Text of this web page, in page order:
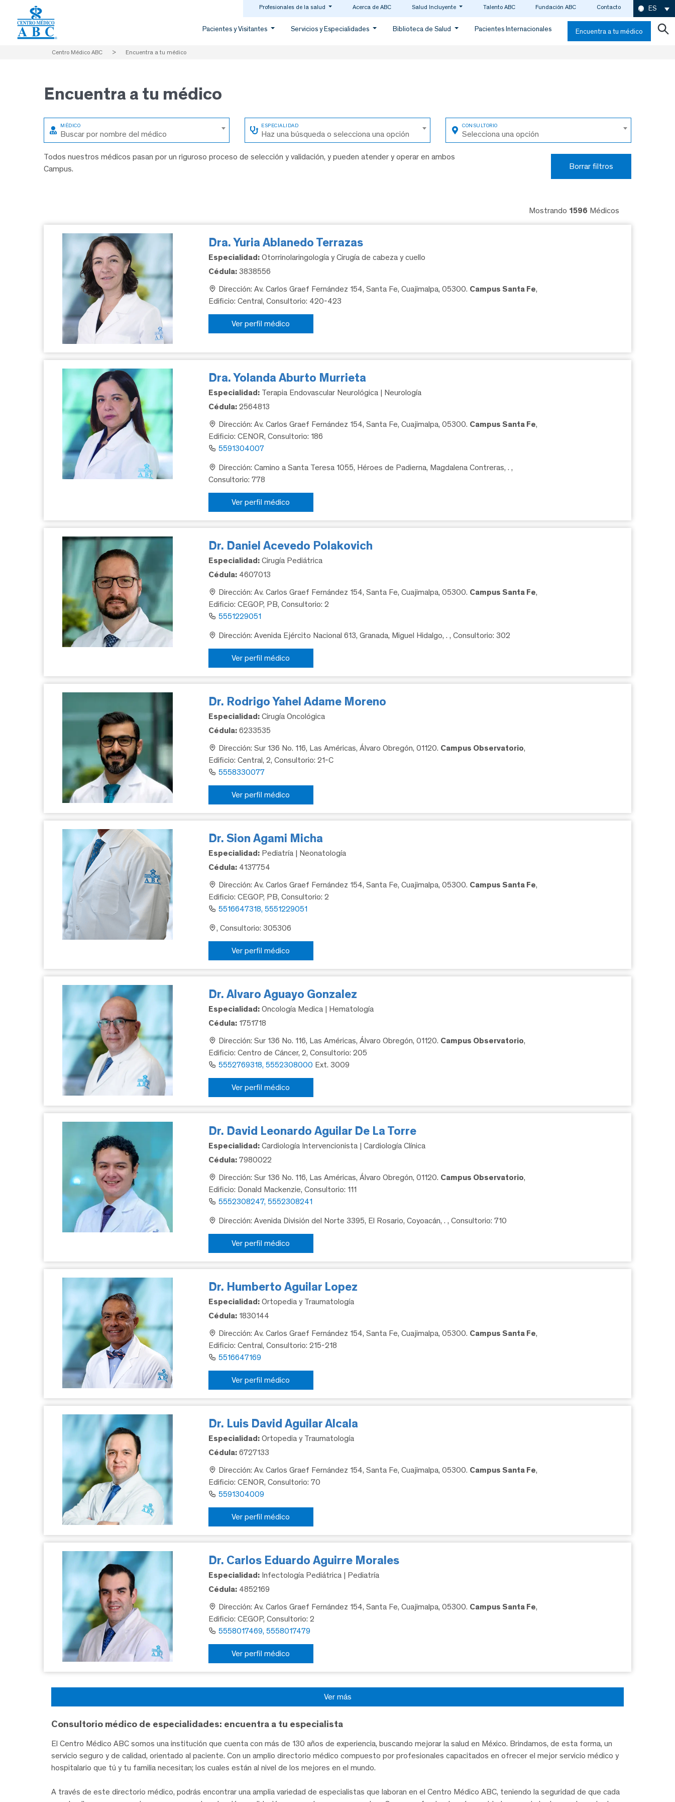
Profesionales de la salud Acerca de ABC Salud Incluyente Talento ABC Fundación ABC Contacto ES
Pacientes y Visitantes Servicios y Especialidades Biblioteca de Salud Pacientes Internacionales Encuentra a tu médico
Centro Médico ABC > Encuentra a tu médico
Encuentra a tu médico
Buscar por nombre del médico Haz una búsqueda o selecciona una opción Selecciona una opción
Todos nuestros médicos pasan por un riguroso proceso de selección y validación, y pueden atender y operar en ambos
Campus.
Borrar filtros
Mostrando 1596 Médicos
Dra. Yuria Ablanedo Terrazas
Especialidad: Otorrinolaringología y Cirugía de cabeza y cuello
Cédula: 3838556
Dirección: Av. Carlos Graef Fernández 154, Santa Fe, Cuajimalpa, 05300. Campus Santa Fe,
Edificio: Central, Consultorio: 420-423
Ver perfil médico
Dra. Yolanda Aburto Murrieta
Especialidad: Terapia Endovascular Neurológica | Neurología
Cédula: 2564813
Dirección: Av. Carlos Graef Fernández 154, Santa Fe, Cuajimalpa, 05300. Campus Santa Fe,
Edificio: CENOR, Consultorio: 186
5591304007
Dirección: Camino a Santa Teresa 1055, Héroes de Padierna, Magdalena Contreras, . ,
Consultorio: 778
Ver perfil médico
Dr. Daniel Acevedo Polakovich
Especialidad: Cirugía Pediátrica
Cédula: 4607013
Dirección: Av. Carlos Graef Fernández 154, Santa Fe, Cuajimalpa, 05300. Campus Santa Fe,
Edificio: CEGOP, PB, Consultorio: 2
5551229051
Dirección: Avenida Ejército Nacional 613, Granada, Miguel Hidalgo, . , Consultorio: 302
Ver perfil médico
Dr. Rodrigo Yahel Adame Moreno
Especialidad: Cirugía Oncológica
Cédula: 6233535
Dirección: Sur 136 No. 116, Las Américas, Álvaro Obregón, 01120. Campus Observatorio,
Edificio: Central, 2, Consultorio: 21-C
5558330077
Ver perfil médico
Dr. Sion Agami Micha
Especialidad: Pediatría | Neonatología
Cédula: 4137754
Dirección: Av. Carlos Graef Fernández 154, Santa Fe, Cuajimalpa, 05300. Campus Santa Fe,
Edificio: CEGOP, PB, Consultorio: 2
5516647318, 5551229051
, Consultorio: 305306
Ver perfil médico
Dr. Alvaro Aguayo Gonzalez
Especialidad: Oncología Medica | Hematología
Cédula: 1751718
Dirección: Sur 136 No. 116, Las Américas, Álvaro Obregón, 01120. Campus Observatorio,
Edificio: Centro de Cáncer, 2, Consultorio: 205
5552769318, 5552308000 Ext. 3009
Ver perfil médico
Dr. David Leonardo Aguilar De La Torre
Especialidad: Cardiología Intervencionista | Cardiología Clínica
Cédula: 7980022
Dirección: Sur 136 No. 116, Las Américas, Álvaro Obregón, 01120. Campus Observatorio,
Edificio: Donald Mackenzie, Consultorio: 111
5552308247, 5552308241
Dirección: Avenida División del Norte 3395, El Rosario, Coyoacán, . , Consultorio: 710
Ver perfil médico
Dr. Humberto Aguilar Lopez
Especialidad: Ortopedia y Traumatología
Cédula: 1830144
Dirección: Av. Carlos Graef Fernández 154, Santa Fe, Cuajimalpa, 05300. Campus Santa Fe,
Edificio: Central, Consultorio: 215-218
5516647169
Ver perfil médico
Dr. Luis David Aguilar Alcala
Especialidad: Ortopedia y Traumatología
Cédula: 6727133
Dirección: Av. Carlos Graef Fernández 154, Santa Fe, Cuajimalpa, 05300. Campus Santa Fe,
Edificio: CENOR, Consultorio: 70
5591304009
Ver perfil médico
Dr. Carlos Eduardo Aguirre Morales
Especialidad: Infectología Pediátrica | Pediatría
Cédula: 4852169
Dirección: Av. Carlos Graef Fernández 154, Santa Fe, Cuajimalpa, 05300. Campus Santa Fe,
Edificio: CEGOP, Consultorio: 2
5558017469, 5558017479
Ver perfil médico
Ver más
Consultorio médico de especialidades: encuentra a tu especialista
El Centro Médico ABC somos una institución que cuenta con más de 130 años de experiencia, buscando mejorar la salud en México. Brindamos, de esta forma, un
servicio seguro y de calidad, orientado al paciente. Con un amplio directorio médico compuesto por profesionales capacitados en ofrecer el mejor servicio médico y
hospitalario que tú y tu familia necesitan; los cuales están al nivel de los mejores en el mundo.
A través de este directorio médico, podrás encontrar una amplia variedad de especialistas que laboran en el Centro Médico ABC, teniendo la seguridad de que cada